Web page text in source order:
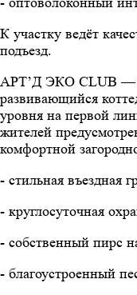
К участку ведёт
подъезд.
АРТ’Д ЭКО CLUB —
развивающийся
уровня на первой
жителей
комфортной
- стильная въездная
- круглосуточная
- собственный пирс
- благоустроенный